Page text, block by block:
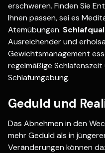
erschweren. Finden Sie
Ihnen passen, sei es
Atemübungen.
Ausreichender und
Gewichtsmanagement
regelmäßige
Schlafumgebung.
Geduld und
Das Abnehmen in den
mehr Geduld als in
Veränderungen können